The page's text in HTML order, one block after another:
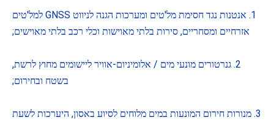
1. אנטנות נגד חסימת מל'טים ומערכות הגנה לניווט GNSS למל'טים
אזרחיים ומסחריים, סירות בלתי מאוישות וכלי רכב בלתי מאוישים;
2. גנרטורים מונעי מים / אלומיניום-אוויר ליישומים מחוץ לרשת,
בשטח ובחירום;
3. מנורות חירום המונעות במים מלוחים לסיוע באסון, היערכות לשעת